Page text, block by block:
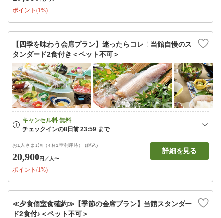
ポイント(1%)
【四季を味わう会席プラン】迷ったらコレ！当館自慢のス
タンダード2食付き＜ペット不可＞
お1人さま1泊（4名1室利用時） (税込)
20,900円 ／人〜
ポイント(1%)
詳細を見る
≪夕食個室食確約≫【季節の会席プラン】当館スタンダー
ド2食付♪＜ペット不可＞